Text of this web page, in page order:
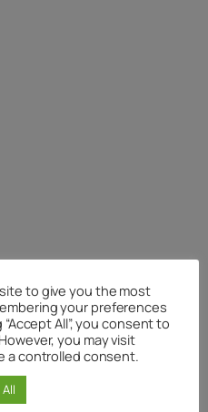
to give you the most
your preferences
All”, you consent to
you may visit
a controlled consent.